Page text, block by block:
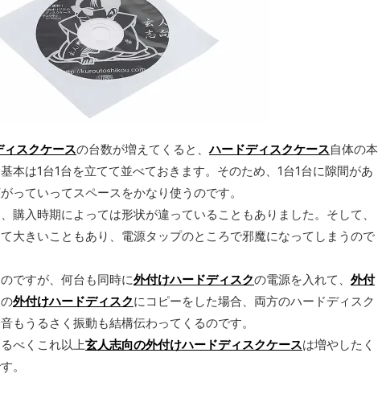
スクケースの台数が増えてくると、ハードディスクケース自体の本
本は1台1台を立てて並べておきます。そのため、1台1台に隙間があ
っていってスペースをかなり使うのです。
購入時期によっては形状が違っていることもありました。そして、
大きいこともあり、電源タップのところで邪魔になってしまうので
ですが、何台も同時に外付けハードディスクの電源を入れて、 外付
外付けハードディスクにコピーをした場合、両方のハードディスク
もうるさく振動も結構伝わってくるのです。
べくこれ以上玄人志向の外付けハードディスクケースは増やしたく
。